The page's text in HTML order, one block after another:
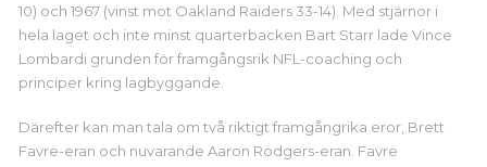
10) och 1967 (vinst mot Oakland Raiders 33-14). Med stjärnor i
hela laget och inte minst quarterbacken Bart Starr lade Vince
Lombardi grunden för framgångsrik NFL-coaching och
principer kring lagbyggande.
Därefter kan man tala om två riktigt framgångrika eror, Brett
Favre-eran och nuvarande Aaron Rodgers-eran. Favre